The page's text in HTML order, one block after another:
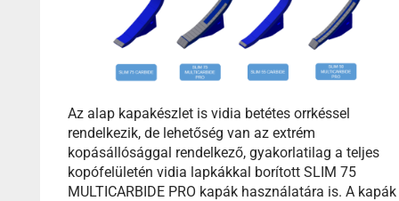
Az alap kapakészlet is vidia betétes orrkéssel
rendelkezik, de lehetőség van az extrém
kopásállósággal rendelkező, gyakorlatilag a teljes
kopófelületén vidia lapkákkal borított SLIM 75
MULTICARBIDE PRO kapák használatára is. A kapák